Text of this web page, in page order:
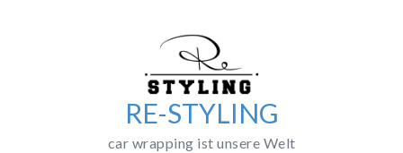
RE-STYLING
car wrapping ist unsere Welt